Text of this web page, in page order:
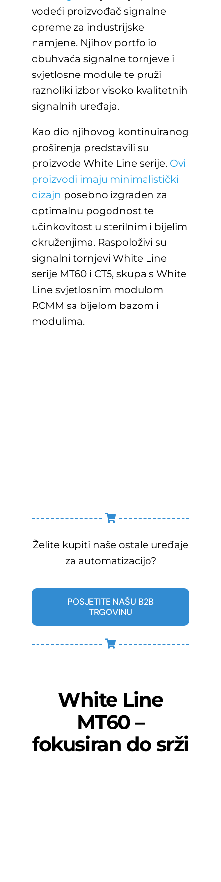
vodeći proizvođač signalne
opreme za industrijske
namjene. Njihov portfolio
obuhvaća signalne tornjeve i
svjetlosne module te pruži
raznoliki izbor visoko kvalitetnih
signalnih uređaja.
Kao dio njihovog kontinuiranog
proširenja predstavili su
proizvode White Line serije. Ovi
proizvodi imaju minimalistički
dizajn posebno izgrađen za
optimalnu pogodnost te
učinkovitost u sterilnim i bijelim
okruženjima. Raspoloživi su
signalni tornjevi White Line
serije MT60 i CT5, skupa s White
Line svjetlosnim modulom
RCMM sa bijelom bazom i
modulima.
Želite kupiti naše ostale uređaje
za automatizacijo?
POSJETITE NAŠU B2B
TRGOVINU
White Line
MT60 –
fokusiran do srži